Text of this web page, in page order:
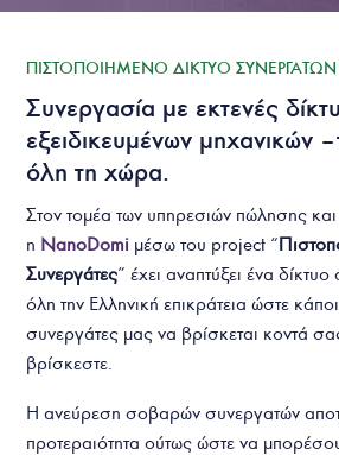
ΠΙΣΤΟΠΟΙΗΜΕΝΟ ΔΙΚΤΥΟ ΣΥΝΕΡΓΑΤΩΝ
Συνεργασία με εκτενές
εξειδικευμένων μηχανικών –
όλη τη χώρα.
Στον τομέα των υπηρεσιών πώλησης
η NanoDomi μέσω του project “
Συνεργάτες” έχει αναπτύξει ένα
όλη την Ελληνική επικράτεια ώστε
συνεργάτες μας να βρίσκεται κοντά
βρίσκεστε.
Η ανεύρεση σοβαρών συνεργατών
προτεραιότητα ούτως ώστε να